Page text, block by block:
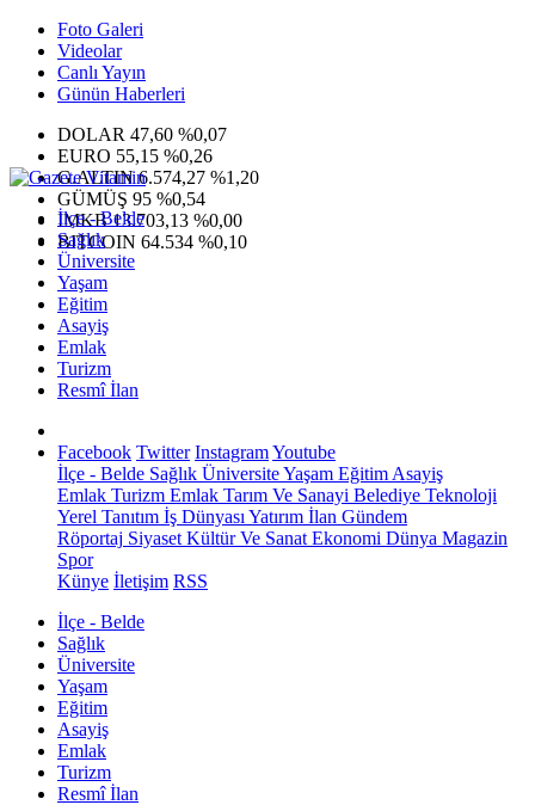
Foto Galeri
Videolar
Canlı Yayın
Günün Haberleri
DOLAR 47,60 %0,07
EURO 55,15 %0,26
G.ALTIN6.574,27 %1,20
GÜMÜŞ 95 %0,54
IMKB13.703,13 %0,00
BITCOIN 64.534 %0,10
İlçe - Belde
Sağlık
Üniversite
Yaşam
Eğitim
Asayiş
Emlak
Turizm
Resmî İlan
Facebook Twitter InstagramYoutube
İlçe - Belde Sağlık ÜniversiteYaşam Eğitim Asayiş
Emlak Turizm Emlak Tarım Ve Sanayi Belediye Teknoloji
Yerel Tanıtım İş Dünyası Yatırım İlan Gündem
Röportaj Siyaset Kültür Ve Sanat Ekonomi Dünya Magazin
Spor
Künye İletişim RSS
İlçe - Belde
Sağlık
Üniversite
Yaşam
Eğitim
Asayiş
Emlak
Turizm
Resmî İlan